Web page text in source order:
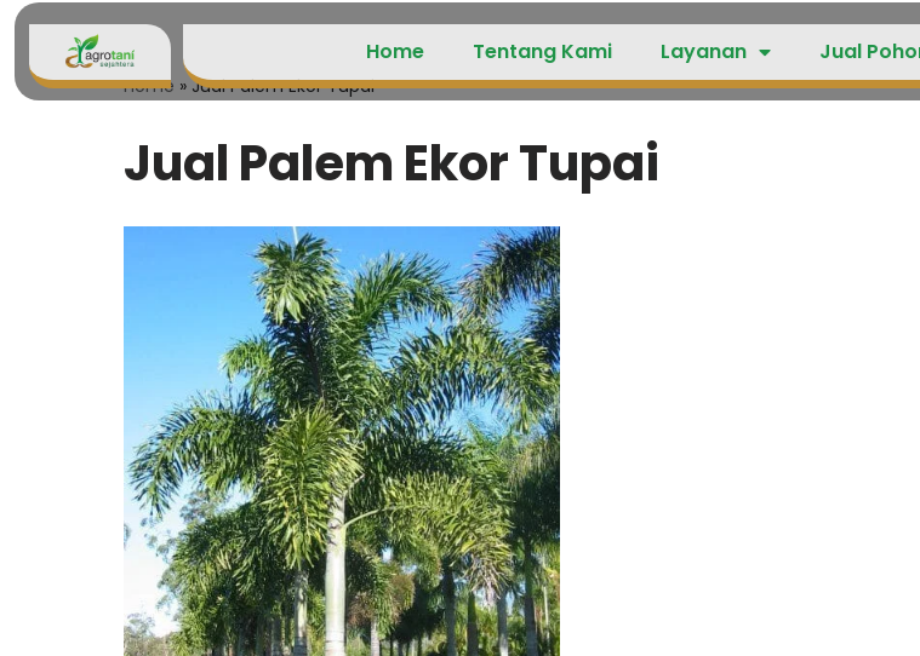
Lompat
ke
Home Tentang Kami Layanan Jual
Home »Jual Palem Ekor Tupai
Jual Palem Ekor Tupai